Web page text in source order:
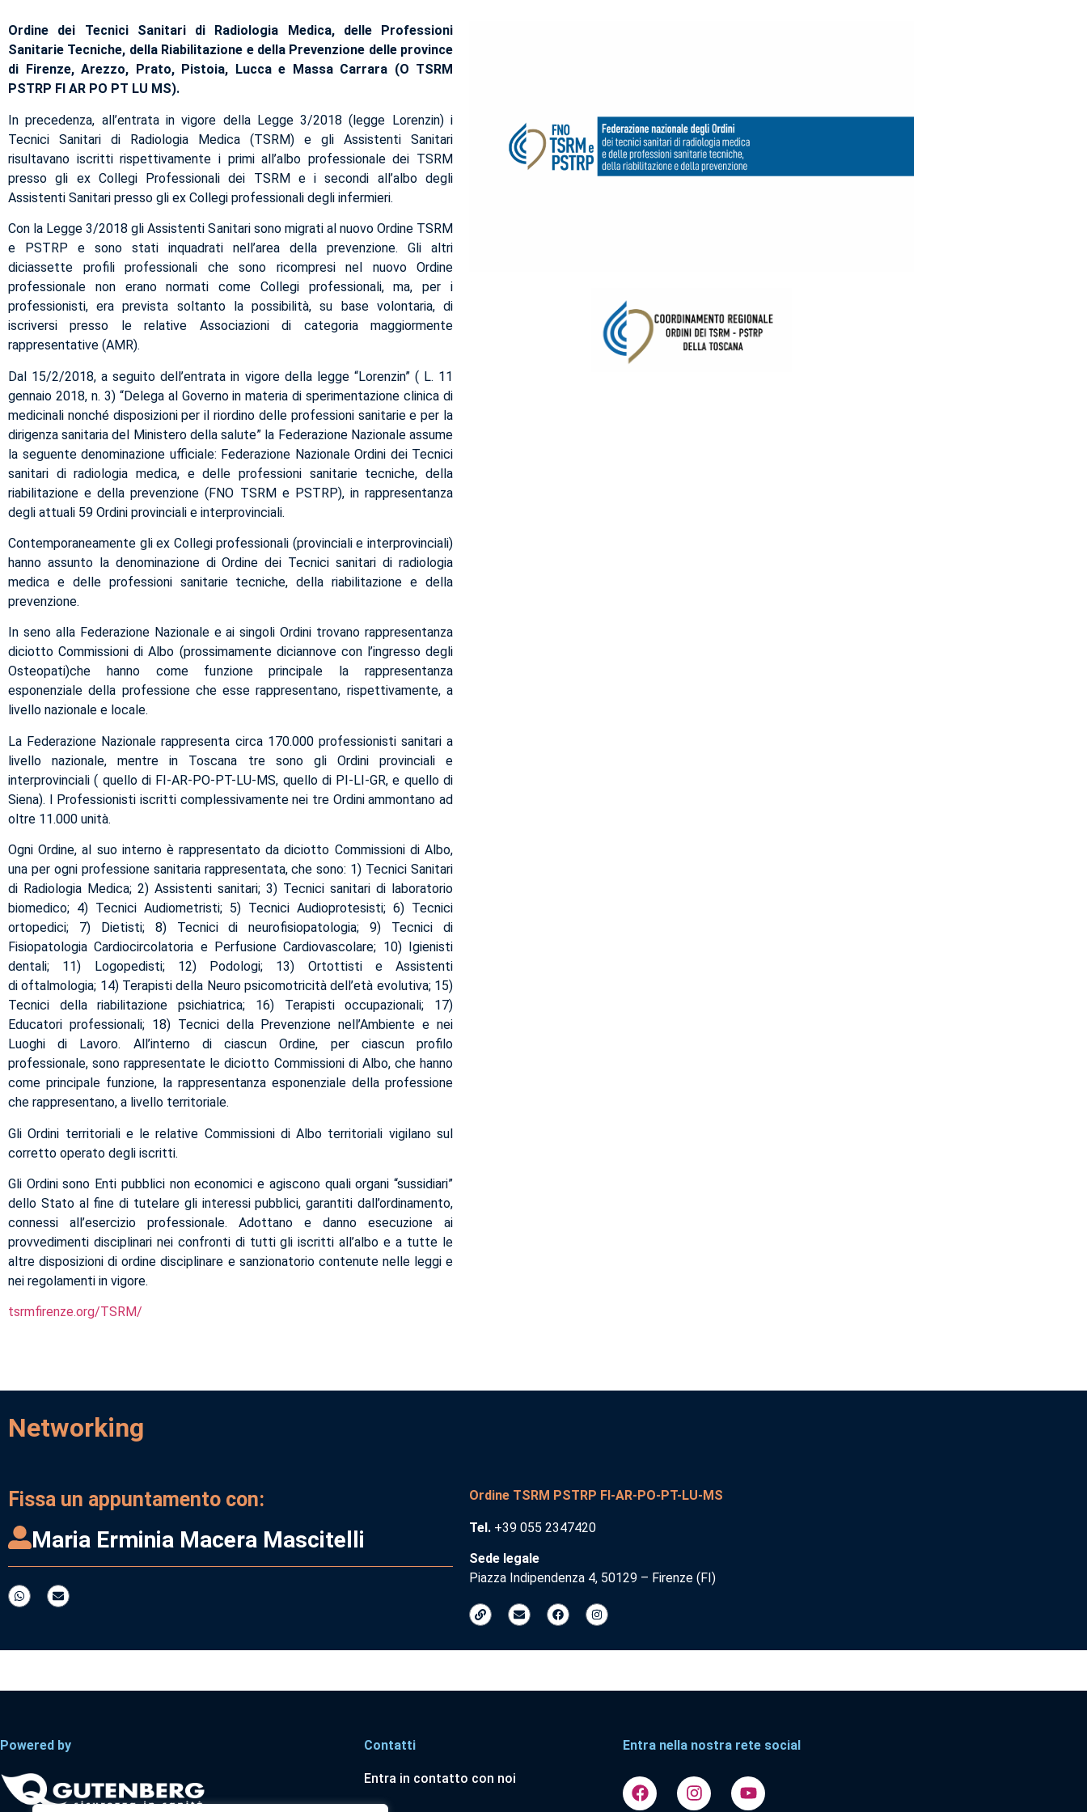
Ordine dei Tecnici Sanitari di Radiologia Medica, delle Professioni
Sanitarie Tecniche, della Riabilitazione e della Prevenzione delle province
di Firenze, Arezzo, Prato, Pistoia, Lucca e Massa Carrara (O TSRM
PSTRP FI AR PO PT LU MS).
In precedenza, all’entrata in vigore della Legge 3/2018 (legge Lorenzin) i
Tecnici Sanitari di Radiologia Medica (TSRM) e gli Assistenti Sanitari
risultavano iscritti rispettivamente i primi all’albo professionale dei TSRM
presso gli ex Collegi Professionali dei TSRM e i secondi all’albo degli
Assistenti Sanitari presso gli ex Collegi professionali degli infermieri.
Con la Legge 3/2018 gli Assistenti Sanitari sono migrati al nuovo Ordine TSRM
e PSTRP e sono stati inquadrati nell’area della prevenzione. Gli altri
diciassette profili professionali che sono ricompresi nel nuovo Ordine
professionale non erano normati come Collegi professionali, ma, per i
professionisti, era prevista soltanto la possibilità, su base volontaria, di
iscriversi presso le relative Associazioni di categoria maggiormente
rappresentative (AMR).
Dal 15/2/2018, a seguito dell’entrata in vigore della legge “Lorenzin” ( L. 11
gennaio 2018, n. 3) “Delega al Governo in materia di sperimentazione clinica di
medicinali nonché disposizioni per il riordino delle professioni sanitarie e per la
dirigenza sanitaria del Ministero della salute” la Federazione Nazionale assume
la seguente denominazione ufficiale: Federazione Nazionale Ordini dei Tecnici
sanitari di radiologia medica, e delle professioni sanitarie tecniche, della
riabilitazione e della prevenzione (FNO TSRM e PSTRP), in rappresentanza
degli attuali 59 Ordini provinciali e interprovinciali.
Contemporaneamente gli ex Collegi professionali (provinciali e interprovinciali)
hanno assunto la denominazione di Ordine dei Tecnici sanitari di radiologia
medica e delle professioni sanitarie tecniche, della riabilitazione e della
prevenzione.
In seno alla Federazione Nazionale e ai singoli Ordini trovano rappresentanza
diciotto Commissioni di Albo (prossimamente diciannove con l’ingresso degli
Osteopati)che hanno come funzione principale la rappresentanza
esponenziale della professione che esse rappresentano, rispettivamente, a
livello nazionale e locale.
La Federazione Nazionale rappresenta circa 170.000 professionisti sanitari a
livello nazionale, mentre in Toscana tre sono gli Ordini provinciali e
interprovinciali ( quello di FI-AR-PO-PT-LU-MS, quello di PI-LI-GR, e quello di
Siena). I Professionisti iscritti complessivamente nei tre Ordini ammontano ad
oltre 11.000 unità.
Ogni Ordine, al suo interno è rappresentato da diciotto Commissioni di Albo,
una per ogni professione sanitaria rappresentata, che sono: 1) Tecnici Sanitari
di Radiologia Medica; 2) Assistenti sanitari; 3) Tecnici sanitari di laboratorio
biomedico; 4) Tecnici Audiometristi; 5) Tecnici Audioprotesisti; 6) Tecnici
ortopedici; 7) Dietisti; 8) Tecnici di neurofisiopatologia; 9) Tecnici di
Fisiopatologia Cardiocircolatoria e Perfusione Cardiovascolare; 10) Igienisti
dentali; 11) Logopedisti; 12) Podologi; 13) Ortottisti e Assistenti
di oftalmologia; 14) Terapisti della Neuro psicomotricità dell’età evolutiva; 15)
Tecnici della riabilitazione psichiatrica; 16) Terapisti occupazionali; 17)
Educatori professionali; 18) Tecnici della Prevenzione nell’Ambiente e nei
Luoghi di Lavoro. All’interno di ciascun Ordine, per ciascun profilo
professionale, sono rappresentate le diciotto Commissioni di Albo, che hanno
come principale funzione, la rappresentanza esponenziale della professione
che rappresentano, a livello territoriale.
Gli Ordini territoriali e le relative Commissioni di Albo territoriali vigilano sul
corretto operato degli iscritti.
Gli Ordini sono Enti pubblici non economici e agiscono quali organi “sussidiari”
dello Stato al fine di tutelare gli interessi pubblici, garantiti dall’ordinamento,
connessi all’esercizio professionale. Adottano e danno esecuzione ai
provvedimenti disciplinari nei confronti di tutti gli iscritti all’albo e a tutte le
altre disposizioni di ordine disciplinare e sanzionatorio contenute nelle leggi e
nei regolamenti in vigore.
tsrmfirenze.org/TSRM/
Networking
Fissa un appuntamento con:
Maria Erminia Macera Mascitelli
Ordine TSRM PSTRP FI-AR-PO-PT-LU-MS
Tel. +39 055 2347420
Sede legale
Piazza Indipendenza 4, 50129 – Firenze (FI)
Powered by Contatti
Entra in contatto con noi
Entra nella nostra rete social